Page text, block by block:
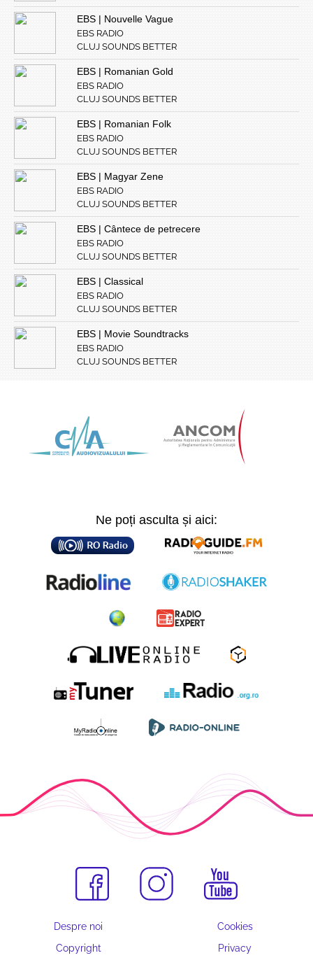
EBS | Nouvelle Vague
EBS RADIO
CLUJ SOUNDS BETTER
EBS | Romanian Gold
EBS RADIO
CLUJ SOUNDS BETTER
EBS | Romanian Folk
EBS RADIO
CLUJ SOUNDS BETTER
EBS | Magyar Zene
EBS RADIO
CLUJ SOUNDS BETTER
EBS | Cântece de petrecere
EBS RADIO
CLUJ SOUNDS BETTER
EBS | Classical
EBS RADIO
CLUJ SOUNDS BETTER
EBS | Movie Soundtracks
EBS RADIO
CLUJ SOUNDS BETTER
Ne poți asculta și aici:
Despre noi
Cookies
Copyright
Privacy